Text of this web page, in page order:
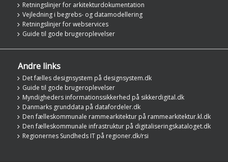
Retningslinjer for arkitekturdokumentation
Vejledning i begrebs- og datamodellering
Retningslinjer for webservices
Guide til gode brugeroplevelser
Andre links
Det fælles designsystem på designsystem.dk
Guide til gode brugeroplevelser
Myndigheders informationssikkerhed på sikkerdigital.dk
Danmarks grunddata på datafordeler.dk
Den fælleskommunale rammearkitektur på rammearkitektur.kl.dk
Den fælleskommunale infrastruktur på digitaliseringskataloget.dk
Regionernes Sundheds IT på regioner.dk/rsi